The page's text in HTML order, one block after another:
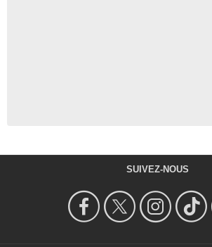
SUIVEZ-NOUS